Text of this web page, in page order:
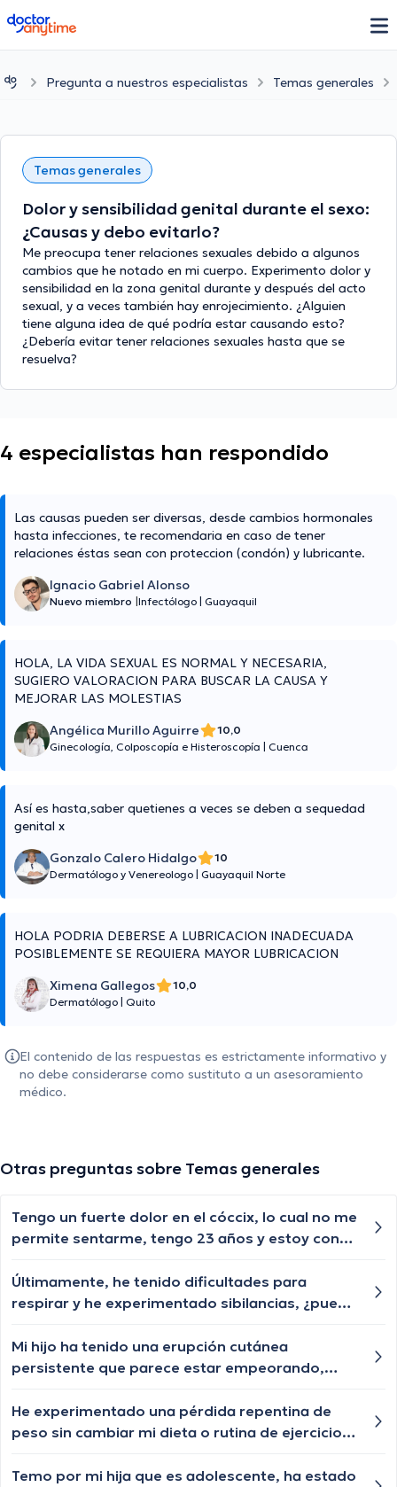
doctoranytime
Pregunta a nuestros especialistas Temas generales
Temas generales
Dolor y sensibilidad genital durante el sexo:
¿Causas y debo evitarlo?
Me preocupa tener relaciones sexuales debido a algunos
cambios que he notado en mi cuerpo. Experimento dolor y
sensibilidad en la zona genital durante y después del acto
sexual, y a veces también hay enrojecimiento. ¿Alguien
tiene alguna idea de qué podría estar causando esto?
¿Debería evitar tener relaciones sexuales hasta que se
resuelva?
4 especialistas han respondido
Las causas pueden ser diversas, desde cambios hormonales
hasta infecciones, te recomendaria en caso de tener
relaciones éstas sean con proteccion (condón) y lubricante.
Ignacio Gabriel Alonso
Nuevo miembro Infectólogo Guayaquil
HOLA, LA VIDA SEXUAL ES NORMAL Y NECESARIA,
SUGIERO VALORACION PARA BUSCAR LA CAUSA Y
MEJORAR LAS MOLESTIAS
Angélica Murillo Aguirre
10,0
Ginecología, Colposcopía e Histeroscopía
Cuenca
Así es hasta,saber quetienes a veces se deben a sequedad
genital x
Gonzalo Calero Hidalgo
10
Dermatólogo y Venereologo Guayaquil Norte
HOLA PODRIA DEBERSE A LUBRICACION INADECUADA
POSIBLEMENTE SE REQUIERA MAYOR LUBRICACION
Ximena Gallegos
10,0
Dermatólogo Quito
El contenido de las respuestas es estrictamente informativo y
no debe considerarse como sustituto a un asesoramiento
médico.
Otras preguntas sobre Temas generales
Tengo un fuerte dolor en el cóccix, lo cual no me
permite sentarme, tengo 23 años y estoy con
por lo cual paso muchas horas sentado, ahora
he tenido que adecuar mi puesto de trabajo
especialista debo hacerme atender?
Últimamente, he tenido dificultades para
respirar y he experimentado sibilancias, ¿puede
diagnostica?
Mi hijo ha tenido una erupción cutánea
persistente que parece estar empeorando,
dermatológica?
He experimentado una pérdida repentina de
peso sin cambiar mi dieta o rutina de ejercicios.
pérdida de peso?
Temo por mi hija que es adolescente, ha estado